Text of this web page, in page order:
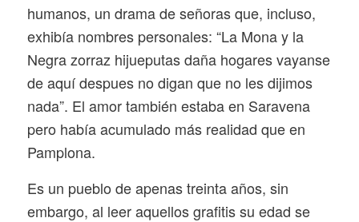
humanos, un drama de señoras que, incluso,
exhibía nombres personales: “La Mona y la
Negra zorraz hijueputas daña hogares vayanse
de aquí despues no digan que no les dijimos
nada”. El amor también estaba en Saravena
pero había acumulado más realidad que en
Pamplona.
Es un pueblo de apenas treinta años, sin
embargo, al leer aquellos grafitis su edad se